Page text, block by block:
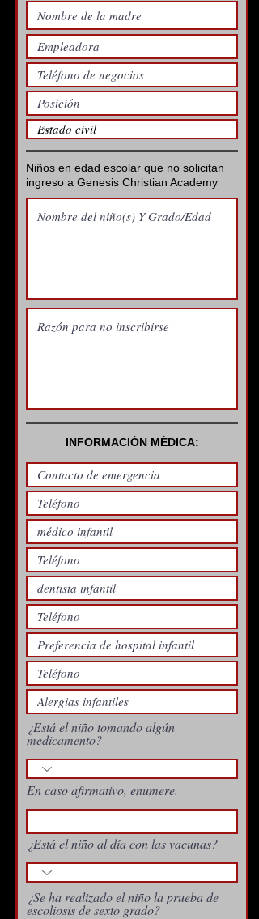
Niños en edad escolar que no solicitan
ingreso a Genesis Christian Academy
INFORMACIÓN MÉDICA:
¿Está el niño tomando algún
medicamento?
En caso afirmativo, enumere.
¿Está el niño al día con las vacunas?
¿Se ha realizado el niño la prueba de
escoliosis de sexto grado?